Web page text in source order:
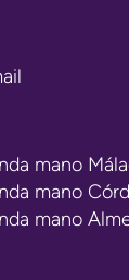
mano
mano
mano